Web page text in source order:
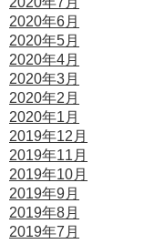
2020年6月
2020年5月
2020年4月
2020年3月
2020年2月
2020年1月
2019年12月
2019年11月
2019年10月
2019年9月
2019年8月
2019年7月